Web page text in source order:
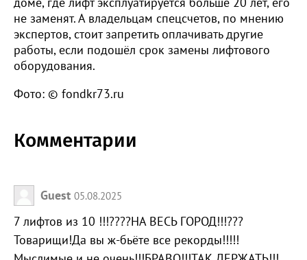
не заменят. А владельцам спецсчетов, по мнению
экспертов, стоит запретить оплачивать другие
работы, если подошёл срок замены лифтового
оборудования.
Фото: © fondkr73.ru
Комментарии
Guest 05.08.2025
7 лифтов из 10 !!!????НА ВЕСЬ ГОРОД!!!???
Товарищи!Да вы ж-бьёте все рекорды!!!!!